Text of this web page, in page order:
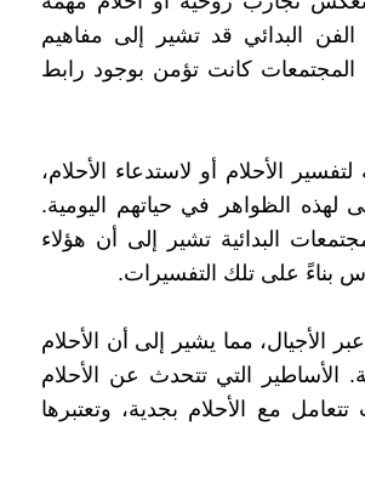
البدائي قد تشير إلى مفاهيم
المجتمعات كانت تؤمن بوجود رابط
الأحلام أو لاستدعاء الأحلام،
لهذه الظواهر في حياتهم اليومية.
البدائية تشير إلى أن هؤلاء
بناءً على تلك التفسيرات.
الأجيال، مما يشير إلى أن الأحلام
التي تتحدث عن الأحلام
مع الأحلام بجدية، وتعتبرها